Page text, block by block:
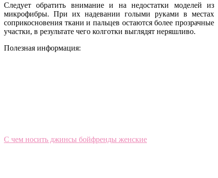
Следует обратить внимание и на недостатки моделей из
микрофибры. При их надевании голыми руками в местах
соприкосновения ткани и пальцев остаются более прозрачные
участки, в результате чего колготки выглядят неряшливо.
Полезная информация:
С чем носить джинсы бойфренды женские